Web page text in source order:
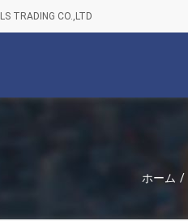
TRADING CO.,LTD
ホーム /